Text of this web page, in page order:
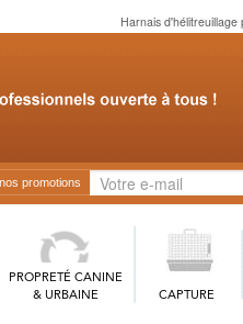
Harnais
promotions
PROPRETÉ CANINE
& URBAINE
CAPTURE